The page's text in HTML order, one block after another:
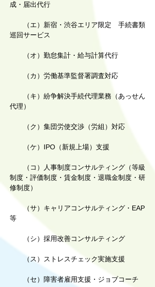
成・届出代行
（エ）新宿・渋谷エリア限定 手続書類
巡回サービス
（オ）勤怠集計・給与計算代行
（カ）労働基準監督署調査対応
（キ）紛争解決手続代理業務（あっせん
代理）
（ク）集団労使交渉（労組）対応
（ケ）IPO（新規上場）支援
（コ）人事制度コンサルティング（等級
制度・評価制度・賃金制度・退職金制度・研
修制度）
（サ）キャリアコンサルティング・EAP
等
（シ）採用改善コンサルティング
（ス）ストレスチェック実施支援
（セ）障害者雇用支援・ジョブコーチ